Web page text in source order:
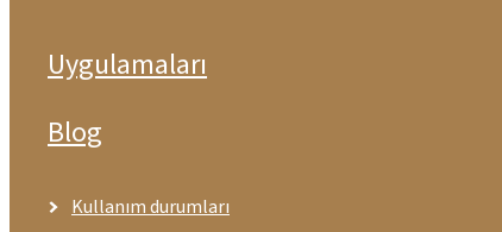
Uygulamaları
Blog
Kullanım durumları